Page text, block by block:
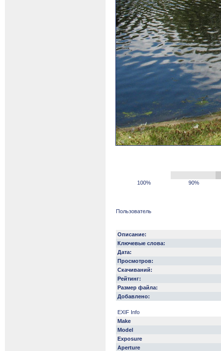
100% 90%
Пользователь
Описание:
Ключевые слова:
Дата:
Просмотров:
Скачиваний:
Рейтинг:
Размер файла:
Добавлено:
EXIF Info
Make
Model
Exposure
Aperture